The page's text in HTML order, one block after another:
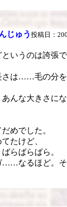
じゅう 投稿日：
いうのは誇張
さは……毛の分を
んな大きさに
めでした。
たけど、
らばらばら。
……なるほど。そ